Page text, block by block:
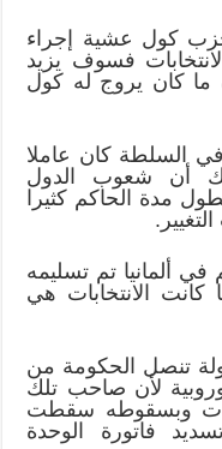
كول عشية إجراء
فسوف يزيد
ما كان يروج له كول
كول فترة 16 عاماً في السلطة كان عاملا
أن شعوب الدول
مدة الحاكم كثيرا
ألمانيا تم تسليمه
كانت الانتخابات هي
تنصل الحكومة من
لأن صاحب تلك
وبسقوطه سقطت
فاتورة الوحدة